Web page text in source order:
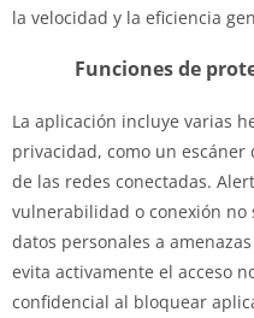
la velocidad y la eficiencia
Funciones de
La aplicación incluye varias
privacidad, como un
de las redes conectadas.
vulnerabilidad o conexión no
datos personales a
evita activamente el acceso
confidencial al bloquear